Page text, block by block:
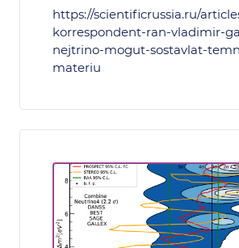
https://scientificrussia.ru/
korrespondent-ran-vladimir-
nejtrino-mogut-sostavlat-
materiu